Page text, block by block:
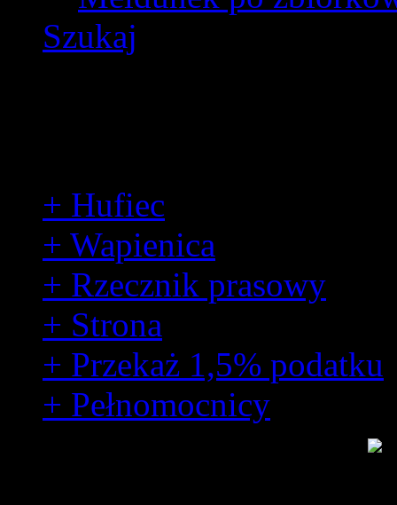
Szukaj
+ Hufiec
+ Wapienica
+ Rzecznik prasowy
+ Strona
+ Przekaż 1,5% podatku
+ Pełnomocnicy